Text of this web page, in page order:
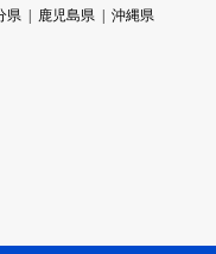
県 鹿児島県 沖縄県